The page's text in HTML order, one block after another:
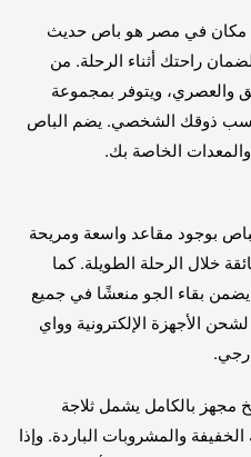
مكان في مصر هو باص حديث
راحتك أثناء الرحلة. من
والعصري، ويتوفر بمجموعة
ذوقك الشخصي. يضم الباص
الخاصة بك.
بوجود مقاعد واسعة ومريحة
خلال الرحلة الطويلة. كما
بقاء الجو منعشًا في جميع
الأجهزة الإلكترونية وواي
مجهز بالكامل يشمل ثلاجة
والمشروبات الباردة. وإذا